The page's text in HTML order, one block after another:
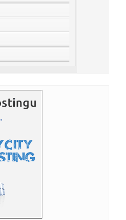
podignut autobus u vazduh, dve
U HUMSKOJ: Jedna stvar
da Partizan napada po krilu"
Zaslužili smo još koji gol, ali
nekako prerasti u ozbiljnu